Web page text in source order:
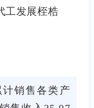
工发展桎梏
销售各类产